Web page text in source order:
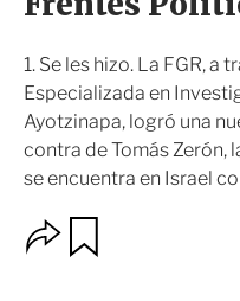
1. Se les hizo. La FGR, a
Especializada en
Ayotzinapa, logró una
contra de Tomás Zerón,
se encuentra en Israel
O
p